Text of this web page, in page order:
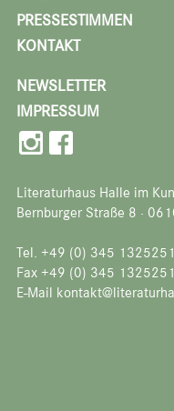
PRESSESTIMMEN
KONTAKT
NEWSLETTER
IMPRESSUM
Literaturhaus Halle im
Bernburger Straße 8 ·
Tel. +49 (0) 345
Fax +49 (0) 345
E-Mail